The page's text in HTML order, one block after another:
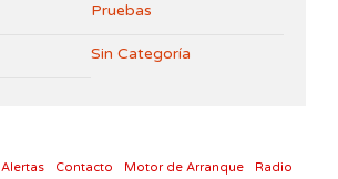
Pruebas
Sin Categoría
Alertas Contacto Motor de Arranque Radio